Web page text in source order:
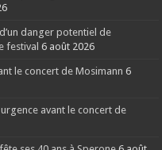
danger potentiel de
festival 6 août 2026
le concert de Mosimann 6
avant le concert de